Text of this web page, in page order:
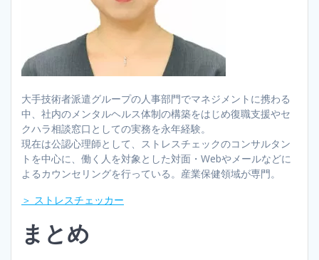
大手技術者派遣グループの人事部門でマネジメントに携わる
中、社内のメンタルヘルス体制の構築をはじめ復職支援やセ
クハラ相談窓口としての実務を永年経験。
現在は公認心理師として、ストレスチェックのコンサルタン
トを中心に、働く人を対象とした対面・Webやメールなどに
よるカウンセリングを行っている。産業保健領域が専門。
＞ ストレスチェッカー
まとめ